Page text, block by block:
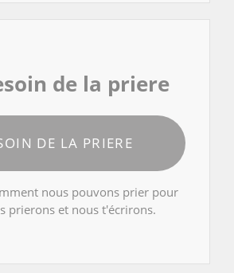
de la priere
DE LA PRIERE
nous pouvons prier pour
prierons et nous t'écrirons.